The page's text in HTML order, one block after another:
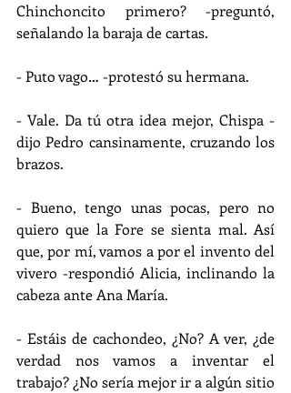
Chinchoncito primero? -preguntó,
señalando la baraja de cartas.
- Puto vago… -protestó su hermana.
- Vale. Da tú otra idea mejor, Chispa -
dijo Pedro cansinamente, cruzando los
brazos.
- Bueno, tengo unas pocas, pero no
quiero que la Fore se sienta mal. Así
que, por mí, vamos a por el invento del
vivero -respondió Alicia, inclinando la
cabeza ante Ana María.
- Estáis de cachondeo, ¿No? A ver, ¿de
verdad nos vamos a inventar el
trabajo? ¿No sería mejor ir a algún sitio